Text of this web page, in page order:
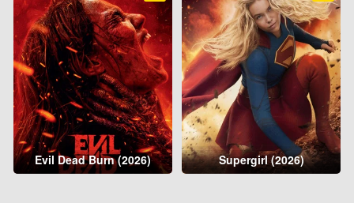
Evil Dead Burn (2026) Supergirl (2026)